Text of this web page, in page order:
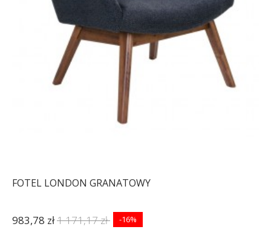
FOTEL LONDON GRANATOWY
983,78 zł1 171,17 zł -16%